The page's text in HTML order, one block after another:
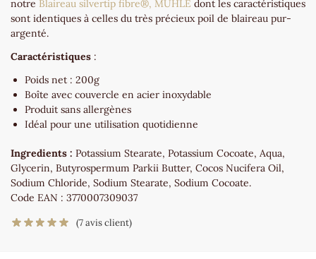
notre Blaireau silvertip fibre®, MÜHLE dont les caractéristiques
sont identiques à celles du très précieux poil de blaireau pur-
argenté.
Caractéristiques :
Poids net : 200g
Boîte avec couvercle en acier inoxydable
Produit sans allergènes
Idéal pour une utilisation quotidienne
Ingredients : Potassium Stearate, Potassium Cocoate, Aqua,
Glycerin, Butyrospermum Parkii Butter, Cocos Nucifera Oil,
Sodium Chloride, Sodium Stearate, Sodium Cocoate.
Code EAN : 3770007309037
(7avis client)